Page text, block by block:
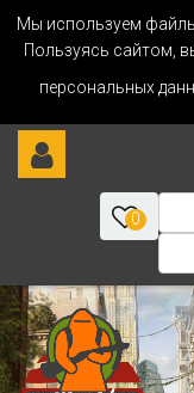
Мы используем файлы
Пользуясь сайтом,
персональных
0